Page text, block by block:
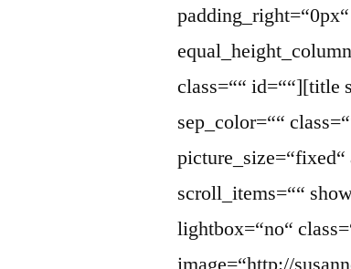
class=““ id=““][title
sep_color=““
picture_size=“fixed“
scroll_items=““
lightbox=“no“